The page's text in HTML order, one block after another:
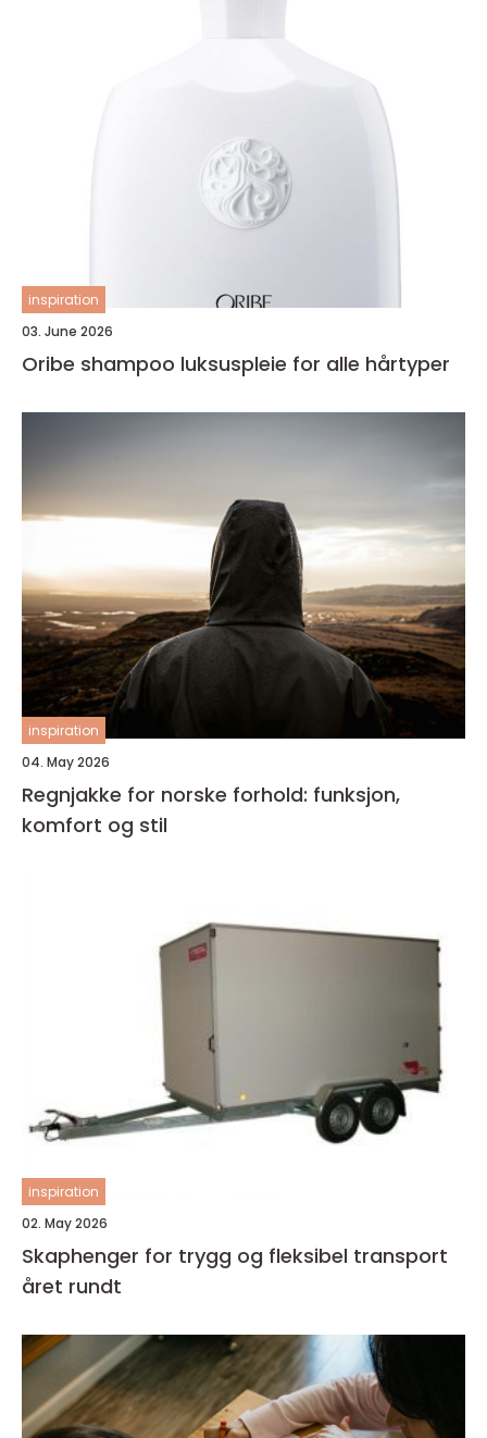
inspiration
03. June 2026
Oribe shampoo luksuspleie for alle hårtyper
inspiration
04. May 2026
Regnjakke for norske forhold: funksjon,
komfort og stil
inspiration
02. May 2026
Skaphenger for trygg og fleksibel transport
året rundt